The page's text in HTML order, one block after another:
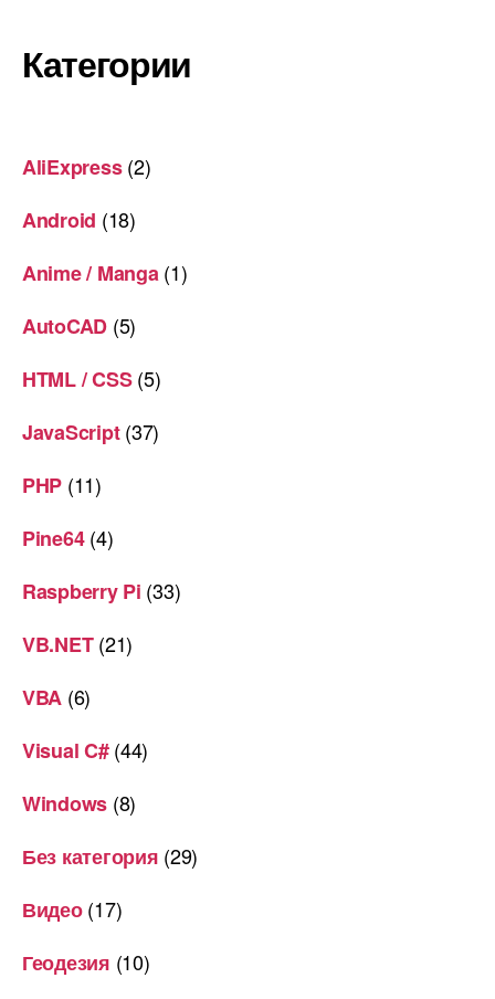
Категории
AliExpress(2)
Android (18)
Anime / Manga (1)
AutoCAD (5)
HTML / CSS(5)
JavaScript(37)
PHP (11)
Pine64(4)
Raspberry Pi (33)
VB.NET(21)
VBA (6)
Visual C#(44)
Windows (8)
Без категория (29)
Видео(17)
Геодезия (10)